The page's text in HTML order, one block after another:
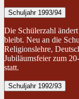
Schuljahr 1993/94
Die Schülerzahl
bleibt. Neu an die
Religionslehre,
Jubiläumsfeier zum
statt.
Schuljahr 1992/93